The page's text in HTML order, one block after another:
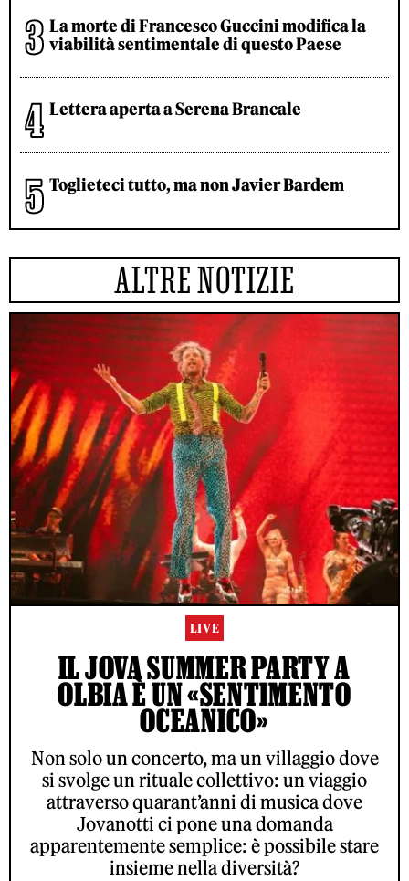
La morte di Francesco Guccini modifica la
viabilità sentimentale di questo Paese
Lettera aperta a Serena Brancale
Toglieteci tutto, ma non Javier Bardem
ALTRE NOTIZIE
LIVE
IL JOVA SUMMER PARTY A
OLBIA È UN «SENTIMENTO
OCEANICO»
Non solo un concerto, ma un villaggio dove
si svolge un rituale collettivo: un viaggio
attraverso quarant’anni di musica dove
Jovanotti ci pone una domanda
apparentemente semplice: è possibile stare
insieme nella diversità?